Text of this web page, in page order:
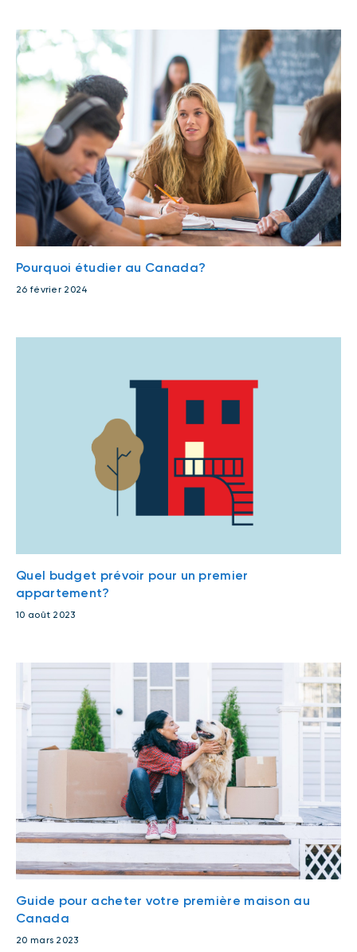
Pourquoi étudier au Canada?
26 février 2024
Quel budget prévoir pour un premier
appartement?
10 août 2023
Guide pour acheter votre première maison au
Canada
20 mars 2023